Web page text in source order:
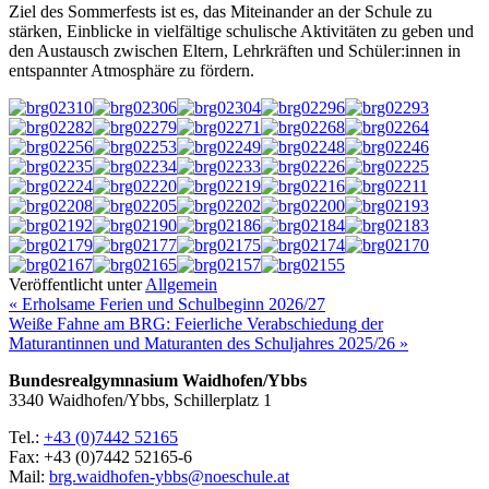
Ziel des Sommerfests ist es, das Miteinander an der Schule zu
stärken, Einblicke in vielfältige schulische Aktivitäten zu geben und
den Austausch zwischen Eltern, Lehrkräften und Schüler:innen in
entspannter Atmosphäre zu fördern.
Veröffentlicht unterAllgemein
« Erholsame Ferien und Schulbeginn 2026/27
Weiße Fahne am BRG: Feierliche Verabschiedung der
Maturantinnen und Maturanten des Schuljahres 2025/26 »
Bundesrealgymnasium Waidhofen/Ybbs
3340 Waidhofen/Ybbs, Schillerplatz 1
Tel.: +43 (0)7442 52165
Fax: +43 (0)7442 52165-6
Mail: brg.waidhofen-ybbs@noeschule.at